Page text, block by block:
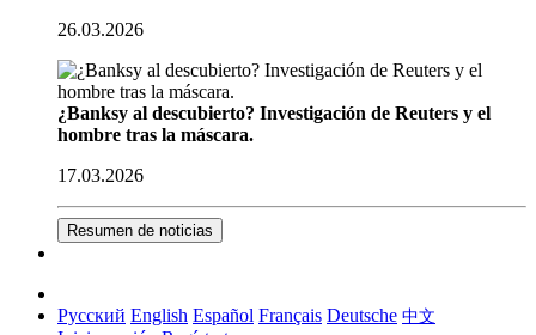
26.03.2026
¿Banksy al descubierto? Investigación de Reuters y el
hombre tras la máscara.
17.03.2026
Resumen de noticias
Русский English Español Français Deutsche 中文